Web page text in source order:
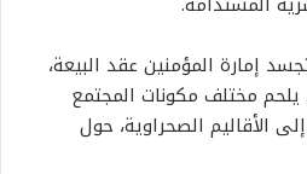
إمارة المؤمنين عقد البيعة،
مختلف مكونات المجتمع
الأقاليم الصحراوية، حول